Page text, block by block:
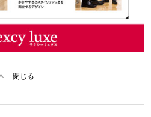
閉じる